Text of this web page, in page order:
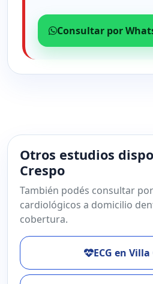
Consultar por
Otros estudios
Crespo
También podés consultar
cardiológicos a domicilio
cobertura.
ECG en